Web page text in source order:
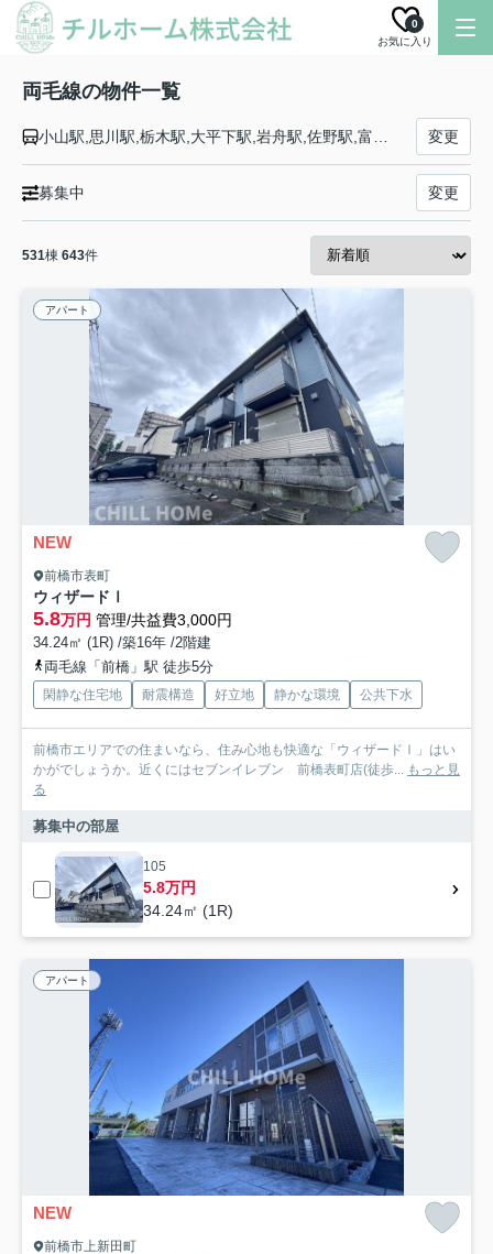
お気に入り
0
両毛線の物件一覧
変更
募集中 変更
531棟 643件
アパート
NEW
前橋市表町
ウィザードⅠ
5.8万円 管理/共益費3,000円
34.24㎡ (1R) /築16年 /2階建
両毛線「前橋」駅 徒歩5分
閑静な住宅地 耐震構造 好立地 静かな環境 公共下水
前橋市エリアでの住まいなら、住み心地も快適な「ウィザードⅠ」はい
かがでしょうか。近くにはセブンイレブン 前橋表町店(徒歩... もっと見
る
募集中の部屋
105
5.8万円
34.24㎡ (1R)
アパート
NEW
前橋市上新田町